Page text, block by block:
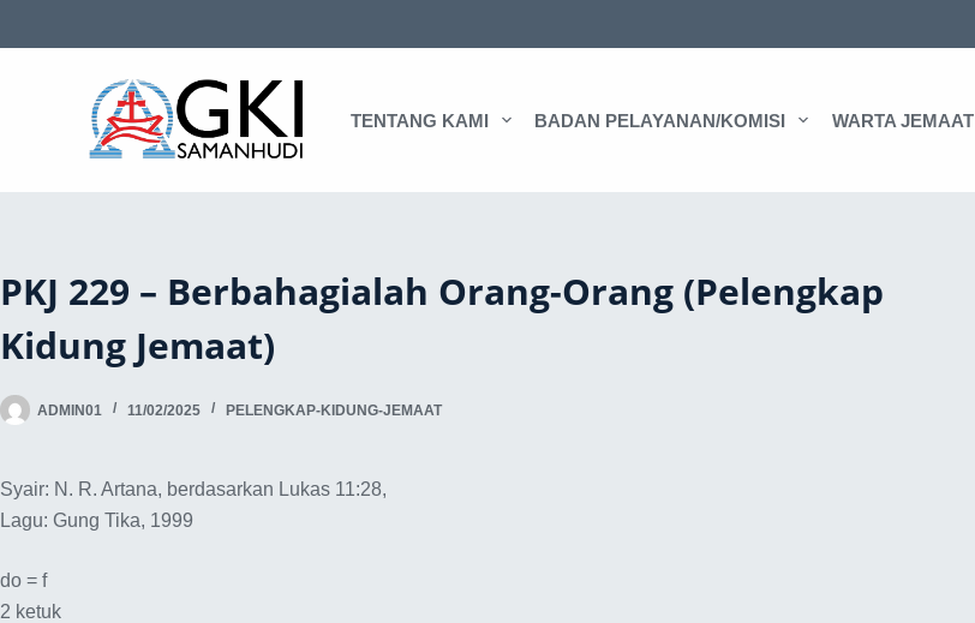
TENTANG KAMI BADAN PELAYANAN/KOMISI WARTA JEMAAT
PKJ 229 – Berbahagialah Orang-Orang (Pelengkap
Kidung Jemaat)
ADMIN01 11/02/2025 PELENGKAP-KIDUNG-JEMAAT
Syair: N. R. Artana, berdasarkan Lukas 11:28,
Lagu: Gung Tika, 1999
do = f
2 ketuk